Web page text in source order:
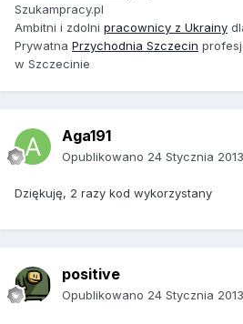
Szukampracy.pl
Ambitni i zdolni pracownicy z Ukrainy
Prywatna Przychodnia Szczecin
w Szczecinie
Aga191
Opublikowano 24 Stycznia 2013
Dziękuję, 2 razy kod wykorzystany
positive
Opublikowano 24 Stycznia 2013